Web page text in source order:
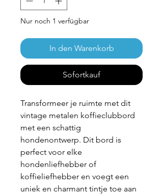
Nur noch 1 verfügbar
In den Warenkorb
Sofortkauf
Transformeer je ruimte met dit
vintage metalen koffieclubbord
met een schattig
hondenontwerp. Dit bord is
perfect voor elke
hondenliefhebber of
koffieliefhebber en voegt een
uniek en charmant tintje toe aan